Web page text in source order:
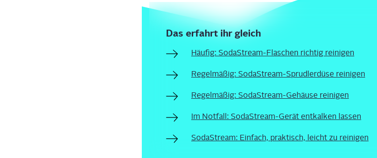
Das erfahrt ihr gleich
Häu­fig: Soda­Stream-Fla­schen rich­tig reinigen
Regel­mä­ßig: Soda­Stream-Sprud­ler­dü­se reinigen
Regel­mä­ßig: Soda­Stream-Gehäu­se reinigen
Im Not­fall: Soda­Stream-Gerät ent­kal­ken lassen
Soda­Stream: Ein­fach, prak­tisch, leicht zu reinigen